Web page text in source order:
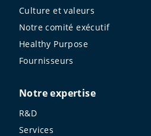
Culture et valeurs
Notre comité exécutif
Healthy Purpose
Fournisseurs
Notre expertise
R&D
Services